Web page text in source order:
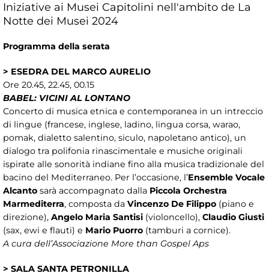
Iniziative ai Musei Capitolini nell'ambito de La
Notte dei Musei 2024
Programma della serata
> ESEDRA DEL MARCO AURELIO
Ore 20.45, 22.45, 00.15
BABEL: VICINI AL LONTANO
Concerto di musica etnica e contemporanea in un intreccio
di lingue (francese, inglese, ladino, lingua corsa, warao,
pomak, dialetto salentino, siculo, napoletano antico), un
dialogo tra polifonia rinascimentale e musiche originali
ispirate alle sonorità indiane fino alla musica tradizionale del
bacino del Mediterraneo. Per l’occasione, l’Ensemble Vocale
Alcanto sarà accompagnato dalla Piccola Orchestra
Marmediterra, composta da Vincenzo De Filippo (piano e
direzione), Angelo Maria Santisi (violoncello), Claudio Giusti
(sax, ewi e flauti) e Mario Puorro (tamburi a cornice).
A cura dell’Associazione More than Gospel Aps
> SALA SANTA PETRONILLA